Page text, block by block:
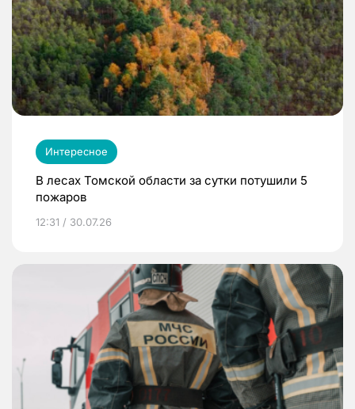
Интересное
В лесах Томской области за сутки потушили 5
пожаров
12:31 / 30.07.26